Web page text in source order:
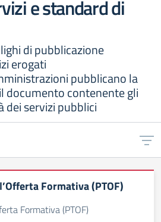
e standard di
di pubblicazione
erogati
pubblicano la
documento contenente gli
dei servizi pubblici
Formativa (PTOF)
Formativa (PTOF)